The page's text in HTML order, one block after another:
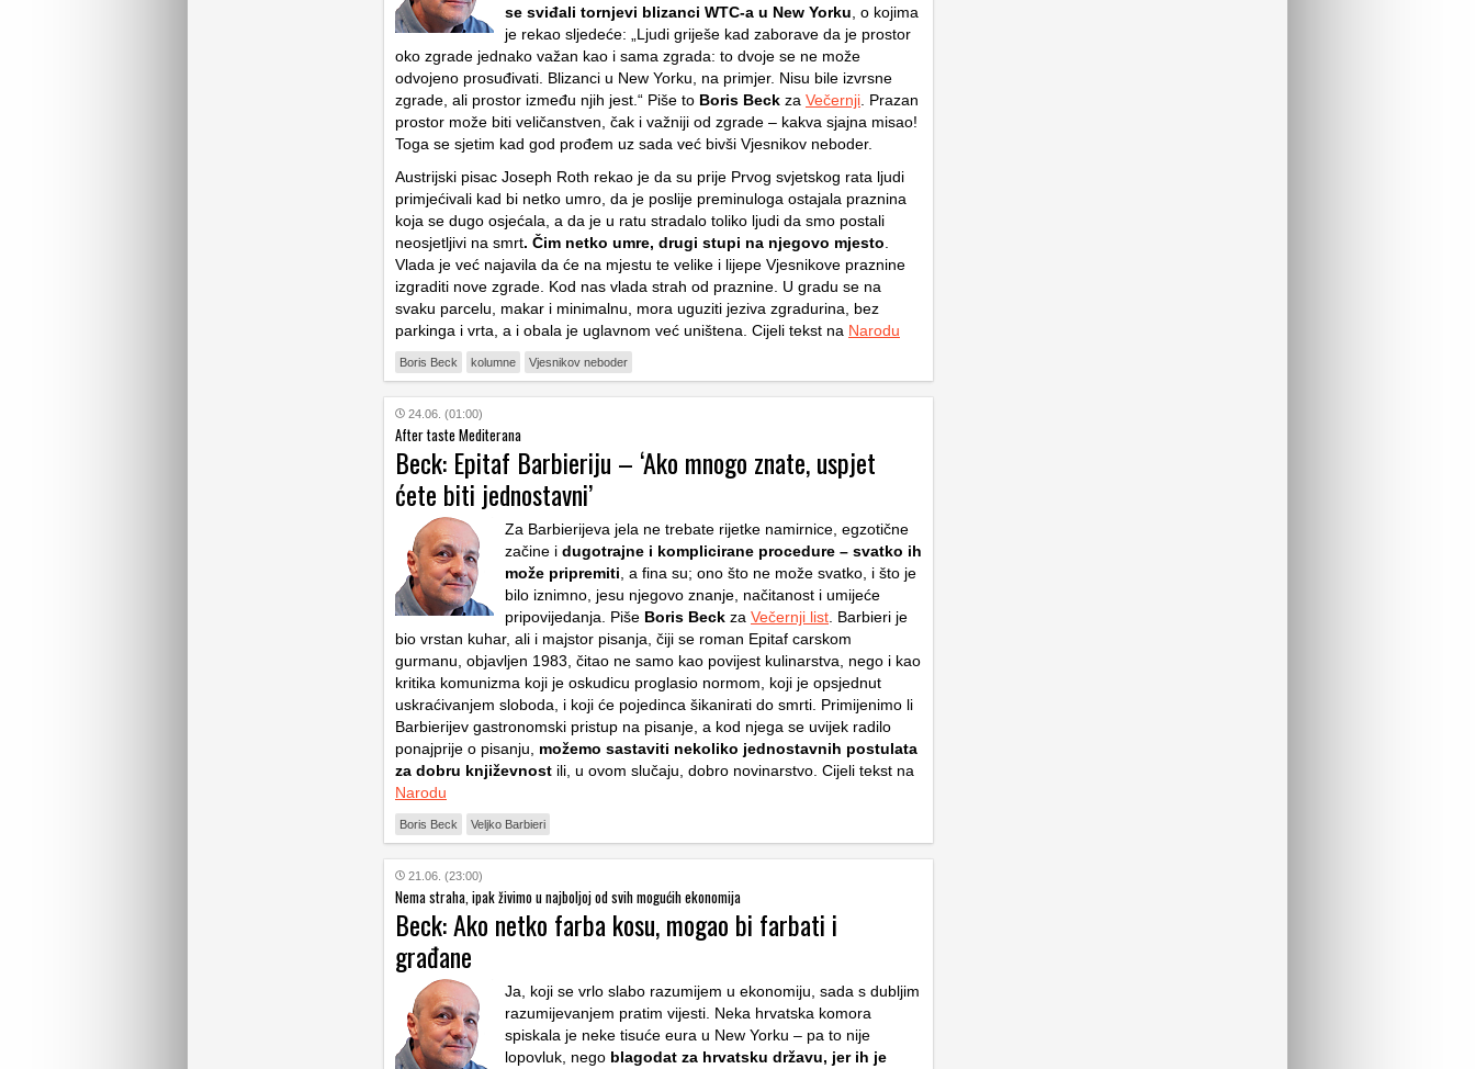
se sviđali tornjevi blizanci WTC-a u New Yorku , o kojima
je rekao sljedeće: „Ljudi griješe kad zaborave da je prostor
oko zgrade jednako važan kao i sama zgrada: to dvoje se ne može
odvojeno prosuđivati. Blizanci u New Yorku, na primjer. Nisu bile izvrsne
zgrade, ali prostor između njih jest.“ Piše to Boris Beck za Večernji . Prazan
prostor može biti veličanstven, čak i važniji od zgrade – kakva sjajna misao!
Toga se sjetim kad god prođem uz sada već bivši Vjesnikov neboder.
Austrijski pisac Joseph Roth rekao je da su prije Prvog svjetskog rata ljudi
primjećivali kad bi netko umro, da je poslije preminuloga ostajala praznina
koja se dugo osjećala, a da je u ratu stradalo toliko ljudi da smo postali
neosjetljivi na smrt. Čim netko umre, drugi stupi na njegovo mjesto
Vlada je već najavila da će na mjestu te velike i lijepe Vjesnikove praznine
izgraditi nove zgrade. Kod nas vlada strah od praznine. U gradu se na
svaku parcelu, makar i minimalnu, mora uguziti jeziva zgradurina, bez
parkinga i vrta, a i obala je uglavnom već uništena. Cijeli tekst na Narodu
Boris Beck kolumne Vjesnikov neboder
24.06. (01:00)
After taste Mediterana
Beck: Epitaf Barbieriju – ‘Ako mnogo znate, uspjet
ćete biti jednostavni’
Za Barbierijeva jela ne trebate rijetke namirnice, egzotične
začine i dugotrajne i komplicirane procedure – svatko ih
može pripremiti , a fina su; ono što ne može svatko, i što je
bilo iznimno, jesu njegovo znanje, načitanost i umijeće
pripovijedanja. Piše Boris Beck za Večernji list . Barbieri je
bio vrstan kuhar, ali i majstor pisanja, čiji se roman Epitaf carskom
gurmanu, objavljen 1983, čitao ne samo kao povijest kulinarstva, nego i kao
kritika komunizma koji je oskudicu proglasio normom, koji je opsjednut
uskraćivanjem sloboda, i koji će pojedinca šikanirati do smrti. Primijenimo li
Barbierijev gastronomski pristup na pisanje, a kod njega se uvijek radilo
ponajprije o pisanju,
možemo sastaviti nekoliko jednostavnih postulata
za dobru književnost ili, u ovom slučaju, dobro novinarstvo. Cijeli tekst na
Narodu
Boris Beck Veljko Barbieri
21.06. (23:00)
Nema straha, ipak živimo u najboljoj od svih mogućih ekonomija
Beck: Ako netko farba kosu, mogao bi farbati i
građane
Ja, koji se vrlo slabo razumijem u ekonomiju, sada s dubljim
razumijevanjem pratim vijesti. Neka hrvatska komora
spiskala je neke tisuće eura u New Yorku – pa to nije
lopovluk, nego blagodat za hrvatsku državu, jer ih je